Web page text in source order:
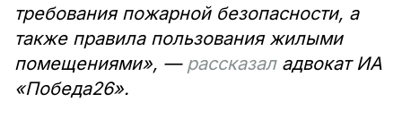
требования пожарной безопасности, а
также правила пользования жилыми
помещениями», — рассказаладвокат ИА
«Победа26».